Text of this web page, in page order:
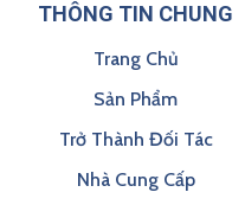
THÔNG TIN CHUNG
Trang Chủ
Sản Phẩm
Trở Thành Đối Tác
Nhà Cung Cấp